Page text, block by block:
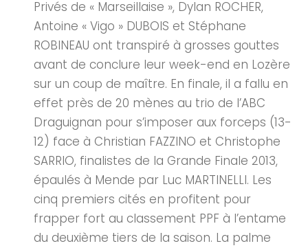
Privés de « Marseillaise », Dylan ROCHER,
Antoine « Vigo » DUBOIS et Stéphane
ROBINEAU ont transpiré à grosses gouttes
avant de conclure leur week-end en Lozère
sur un coup de maître. En finale, il a fallu en
effet près de 20 mènes au trio de l’ABC
Draguignan pour s’imposer aux forceps (13-
12) face à Christian FAZZINO et Christophe
SARRIO, finalistes de la Grande Finale 2013,
épaulés à Mende par Luc MARTINELLI. Les
cinq premiers cités en profitent pour
frapper fort au classement PPF à l’entame
du deuxième tiers de la saison. La palme